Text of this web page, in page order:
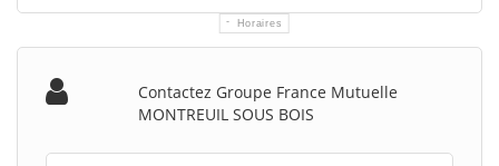
Horaires
Contactez Groupe France Mutuelle
MONTREUIL SOUS BOIS